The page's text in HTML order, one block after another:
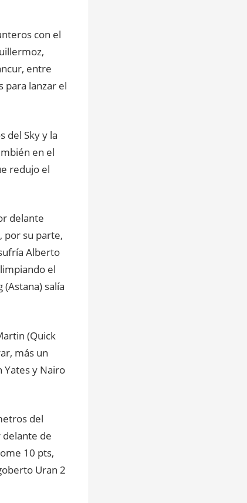
con el
entre
para lanzar el
del Sky y la
en el
redujo el
delante
por su parte,
Alberto
el
salía
(Quick
más un
Yates y Nairo
del
delante de
10 pts,
Uran 2